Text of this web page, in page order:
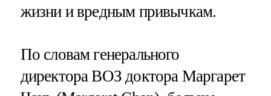
жизни и вредным привычкам.
По словам генерального
директора ВОЗ доктора Маргарет